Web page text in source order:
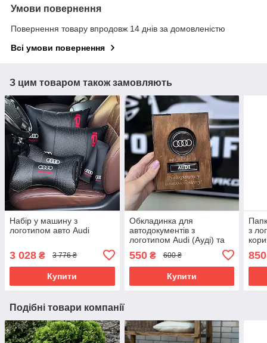
Умови повернення
Повернення товару впродовж 14 днів за домовленістю
Всі умови повернення
З цим товаром також замовляють
Набір у машину з
логотипом авто Audi
3 028 ₴ 3 776 ₴
Купити
Обкладинка для
автодокументів з
логотипом Audi (Ауді) та
550₴ 600 ₴
Купити
з
850
Подібні товари компанії